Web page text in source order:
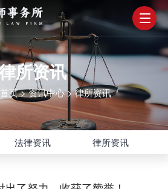
所资讯
首页>资讯中心>律所资讯
法律资讯 律所资讯